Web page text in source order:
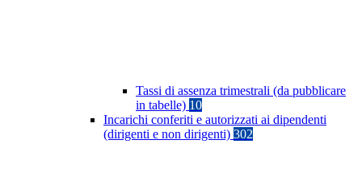
Tassi di assenza trimestrali (da pubblicare
in tabelle) 10
Incarichi conferiti e autorizzati ai dipendenti
(dirigenti e non dirigenti) 302